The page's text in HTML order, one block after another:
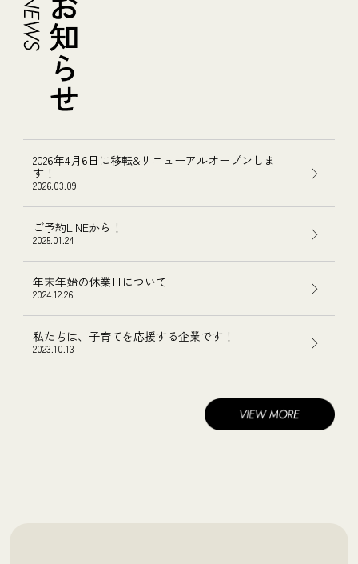
2026年4月6日に移転&リニューアルオープンしま
す！
2026.03.09
ご予約LINEから！
2025.01.24
年末年始の休業日について
2024.12.26
私たちは、子育てを応援する企業です！
2023.10.13